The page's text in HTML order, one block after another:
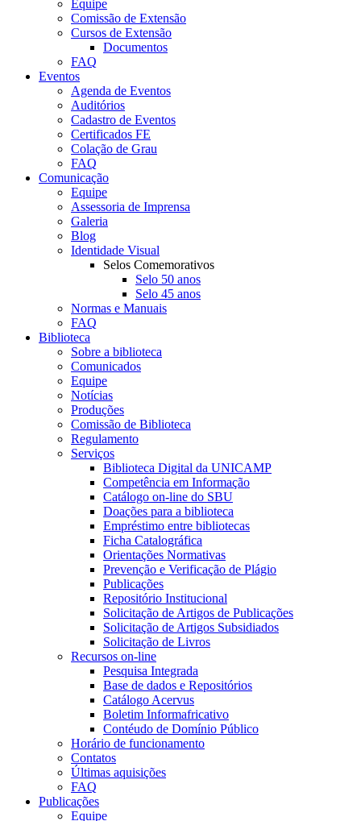
Equipe
Comissão de Extensão
Cursos de Extensão
Documentos
FAQ
Eventos
Agenda de Eventos
Auditórios
Cadastro de Eventos
Certificados FE
Colação de Grau
FAQ
Comunicação
Equipe
Assessoria de Imprensa
Galeria
Blog
Identidade Visual
Selos Comemorativos
Selo 50 anos
Selo 45 anos
Normas e Manuais
FAQ
Biblioteca
Sobre a biblioteca
Comunicados
Equipe
Notícias
Produções
Comissão de Biblioteca
Regulamento
Serviços
Biblioteca Digital da UNICAMP
Competência em Informação
Catálogo on-line do SBU
Doações para a biblioteca
Empréstimo entre bibliotecas
Ficha Catalográfica
Orientações Normativas
Prevenção e Verificação de Plágio
Publicações
Repositório Institucional
Solicitação de Artigos de Publicações
Solicitação de Artigos Subsidiados
Solicitação de Livros
Recursos on-line
Pesquisa Integrada
Base de dados e Repositórios
Catálogo Acervus
Boletim Informafricativo
Contéudo de Domínio Público
Horário de funcionamento
Contatos
Últimas aquisições
FAQ
Publicações
Equipe